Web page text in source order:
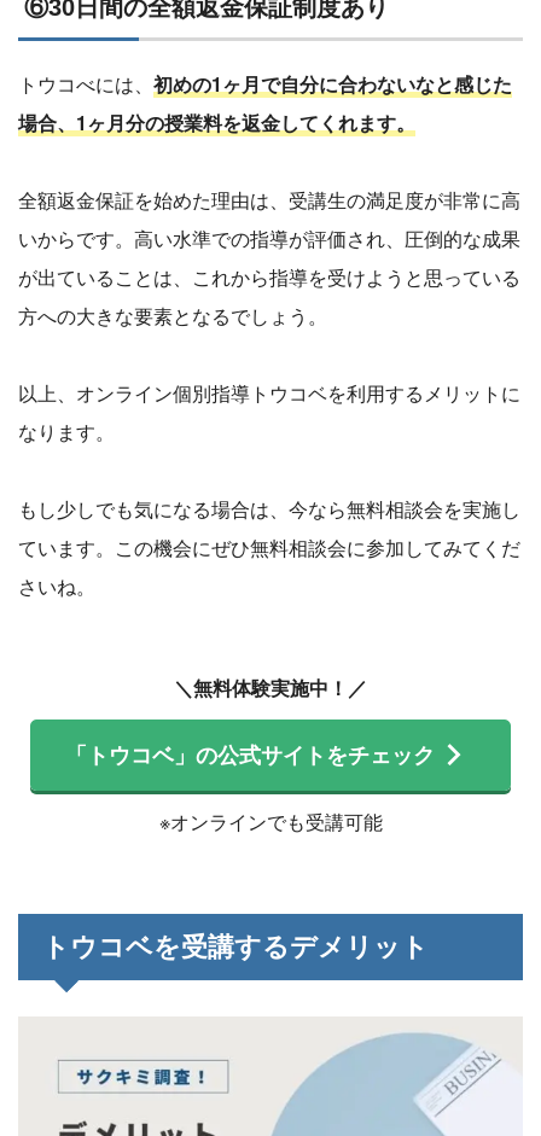
⑥30日間の全額返金保証制度あり
トウコべには、 初めの1ヶ月で自分に合わないなと感じた
場合、1ヶ月分の授業料を返金してくれます。
全額返金保証を始めた理由は、受講生の満足度が非常に高
いからです。高い水準での指導が評価され、圧倒的な成果
が出ていることは、これから指導を受けようと思っている
方への大きな要素となるでしょう。
以上、オンライン個別指導トウコベを利用するメリットに
なります。
もし少しでも気になる場合は、今なら無料相談会を実施し
ています。この機会にぜひ無料相談会に参加してみてくだ
さいね。
＼無料体験実施中！／
「トウコベ」の公式サイトをチェック
※オンラインでも受講可能
トウコベを受講するデメリット